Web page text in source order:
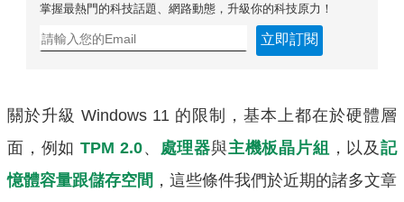
掌握最熱門的科技話題、網路動態，升級你的科技原力！
立即訂閱
關於升級 Windows 11 的限制，基本上都在於硬體層
面，例如TPM 2.0、 處理器與主機板晶片組 ，以及記
憶體容量跟儲存空間 ，這些條件我們於近期的諸多文章